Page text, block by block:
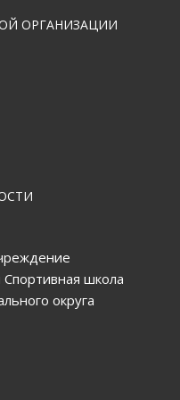
ОРГАНИЗАЦИИ
школа
округа